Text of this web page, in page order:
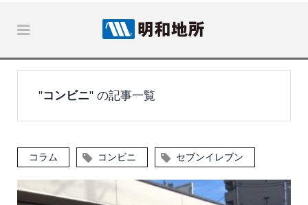
"コンビニ" の記事一覧
コラム コンビニ セブンイレブン